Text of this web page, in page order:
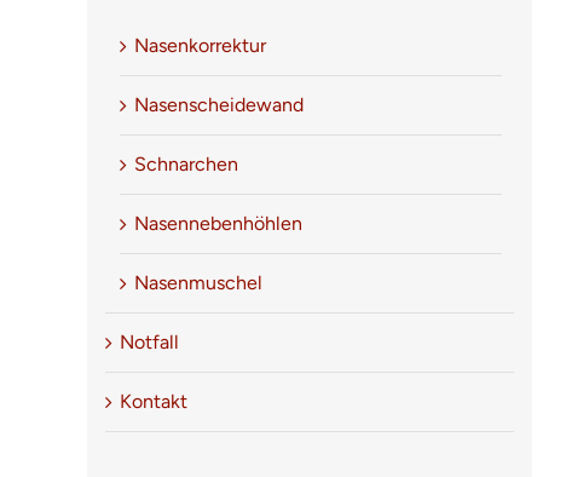
Nasenkorrektur
Nasenscheidewand
Schnarchen
Nasennebenhöhlen
Nasenmuschel
Notfall
Kontakt
I am thrilled with the results
septoplasty and turbinate reduction in October
with Dr. Henning and am thrilled with the
Bewertungen